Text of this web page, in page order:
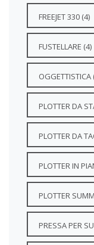
FREEJET 330 (4)
FUSTELLARE (4)
OGGETTISTICA
PLOTTER DA
PLOTTER DA
PLOTTER IN
PLOTTER
PRESSA PER